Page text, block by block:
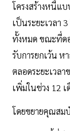
โครงสร้างหนี้แ
เป็นระยะเวลา
ทั้งหมด ขณะที่ด
รับการยกเว้น ห
ตลอดระยะเวลา
เพิ่มในช่วง 12 เ
โดยขยายคุณสม